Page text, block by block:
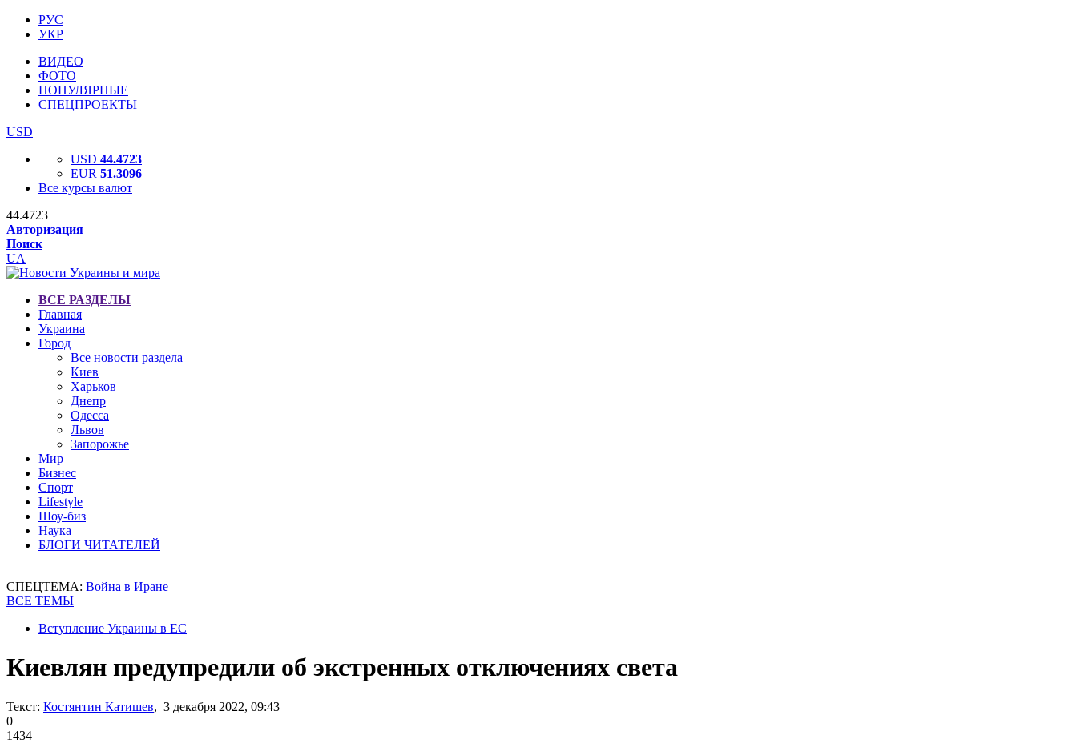
РУС
УКР
ВИДЕО
ФОТО
ПОПУЛЯРНЫЕ
СПЕЦПРОЕКТЫ
USD
USD 44.4723
EUR 51.3096
Все курсы валют
44.4723
Авторизация
Поиск
UA
ВСЕ РАЗДЕЛЫ
Главная
Украина
Город
Все новости раздела
Киев
Харьков
Днепр
Одесса
Львов
Запорожье
Мир
Бизнес
Спорт
Lifestyle
Шоу-биз
Наука
БЛОГИ ЧИТАТЕЛЕЙ
СПЕЦТЕМА: Война в Иране
ВСЕ ТЕМЫ
Вступление Украины в ЕС
Киевлян предупредили об экстренных отключениях света
Текст: Костянтин Катишев, 3 декабря 2022, 09:43
0
1434